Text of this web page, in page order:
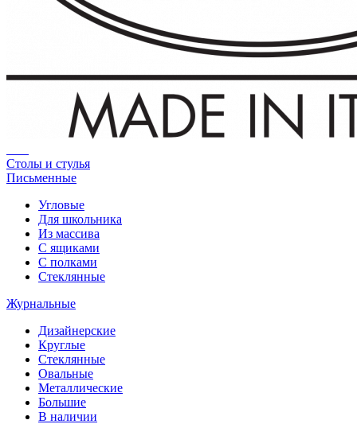
Столы и стулья
Письменные
Угловые
Для школьника
Из массива
С ящиками
С полками
Стеклянные
Журнальные
Дизайнерские
Круглые
Стеклянные
Овальные
Металлические
Большие
В наличии